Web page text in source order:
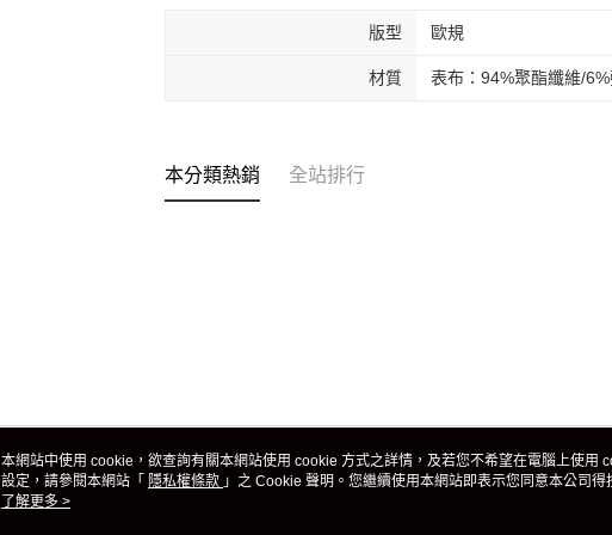
版型 歐規
材質 表布：94%聚酯纖維/
本分類熱銷 全站排行
關於我們
本網站中使用 cookie，欲查詢有關本網站使用 cookie 方式之詳情，及若您不希望在電腦上使用
設定，請參閱本網站「 隱私權條款 」之 Cookie 聲明。您繼續使用本網站即表示您同意本公司
使用 cookie。
了解更多 >